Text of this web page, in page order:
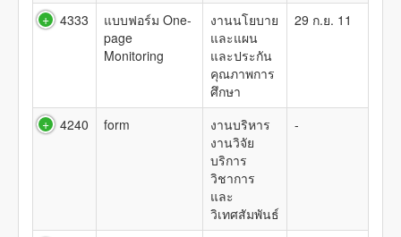
4333
แบบฟอร์ม One-
page
Monitoring
งานนโยบาย
และแผน
และประกัน
คุณภาพการ
ศึกษา
29 ก.ย. 11
4240 form
งานบริหาร
งานวิจัย
บริการ
วิชาการ
และ
วิเทศสัมพันธ์
-